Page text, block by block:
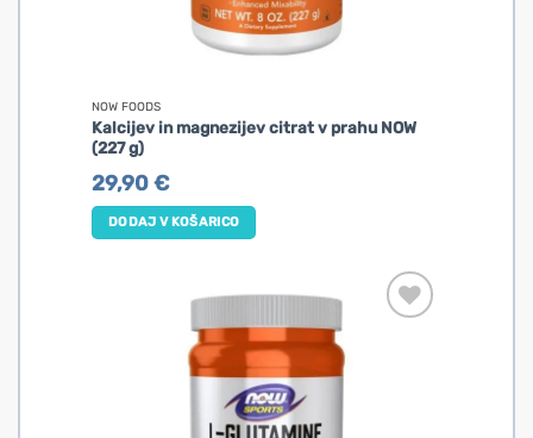
NOW FOODS
Kalcijev in magnezijev citrat v prahu NOW
(227 g)
29,90€
DODAJ V KOŠARICO